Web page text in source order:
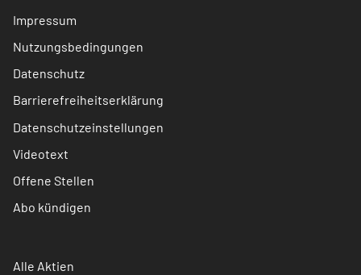
Impressum
Nutzungsbedingungen
Datenschutz
Barrierefreiheitserklärung
Datenschutzeinstellungen
Videotext
Offene Stellen
Abo kündigen
Alle Aktien